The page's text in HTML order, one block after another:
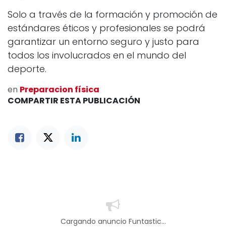
Solo a través de la formación y promoción de
estándares éticos y profesionales se podrá
garantizar un entorno seguro y justo para
todos los involucrados en el mundo del
deporte.
en Preparacion física
COMPARTIR ESTA PUBLICACIÓN
Cargando anuncio Funtastic...